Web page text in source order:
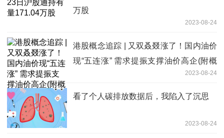
万股
2023-08-24
港股概念追踪 | 又双叒叕涨了！国内油价
现“五连涨” 需求提振支撑油价高企(附概
2023-08-24
看了个人碳排放数据后，我陷入了沉思
2023-08-24